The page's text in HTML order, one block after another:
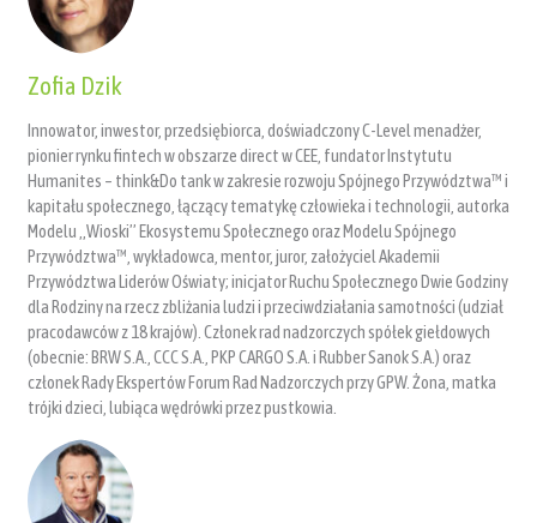
Zofia Dzik
Innowator, inwestor, przedsiębiorca, doświadczony C-Level menadżer,
pionier rynku fintech w obszarze direct w CEE, fundator Instytutu
Humanites – think&Do tank w zakresie rozwoju Spójnego Przywództwa™ i
kapitału społecznego, łączący tematykę człowieka i technologii, autorka
Modelu „Wioski” Ekosystemu Społecznego oraz Modelu Spójnego
Przywództwa™, wykładowca, mentor, juror, założyciel Akademii
Przywództwa Liderów Oświaty; inicjator Ruchu Społecznego Dwie Godziny
dla Rodziny na rzecz zbliżania ludzi i przeciwdziałania samotności (udział
pracodawców z 18 krajów). Członek rad nadzorczych spółek giełdowych
(obecnie: BRW S.A., CCC S.A., PKP CARGO S.A. i Rubber Sanok S.A.) oraz
członek Rady Ekspertów Forum Rad Nadzorczych przy GPW. Żona, matka
trójki dzieci, lubiąca wędrówki przez pustkowia.